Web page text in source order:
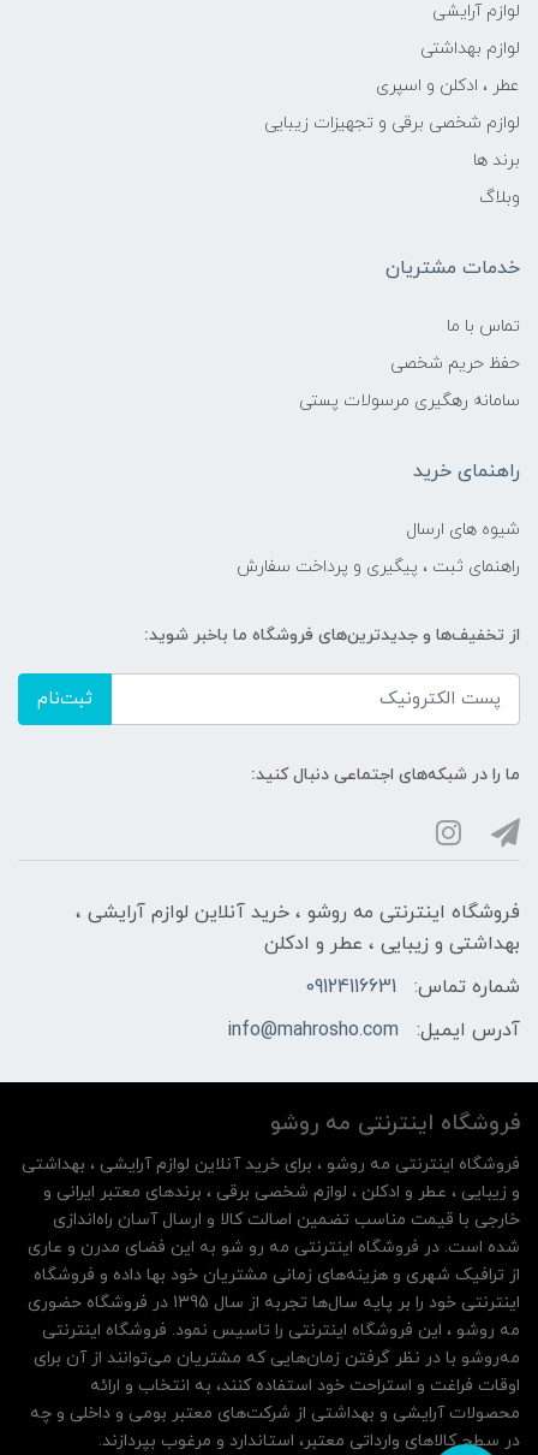
لوازم آرایشی
لوازم بهداشتی
عطر ، ادکلن و اسپری
لوازم شخصی برقی و تجهیزات زیبایی
برند ها
وبلاگ
خدمات مشتریان
تماس با ما
حفظ حریم شخصی
سامانه رهگیری مرسولات پستی
راهنمای خرید
شیوه های ارسال
راهنمای ثبت ، پیگیری و پرداخت سفارش
از تخفیف‌ها و جدیدترین‌های فروشگاه ما باخبر شوید:
ثبت‌نام
ما را در شبکه‌های اجتماعی دنبال کنید:
فروشگاه اینترنتی مه‌ رو‌شو ، خرید آنلاین لوازم آرایشی ،
بهداشتی و زیبایی ، عطر و ادکلن
شماره تماس:
09124116631
آدرس ایمیل:
info@mahrosho.com
فروشگاه اینترنتی مه‌ رو‌شو
فروشگاه اینترنتی مه‌ رو‌شو ، برای خرید آنلاین لوازم آرایشی ، بهداشتی
و زیبایی ، عطر و ادکلن ، لوازم شخصی برقی ، برندهای معتبر ایرانی و
خارجی با قیمت مناسب تضمین اصالت کالا و ارسال آسان راه‌اندازی
شده است. در فروشگاه اینترنتی مه رو شو به این فضای مدرن و عاری
از ترافیک شهری و هزینه‌های زمانی مشتریان خود بها داده و فروشگاه
اینترنتی خود را بر پایه سال‌ها تجربه از سال 1395 در فروشگاه حضوری
مه روشو ، این فروشگاه اینترنتی را تاسیس نمود. فروشگاه اینترنتی
مه‌رو‌شو با در نظر گرفتن زمان‌هایی که مشتریان می‌توانند از آن‌ برای
اوقات فراغت و استراحت خود استفاده کنند، به انتخاب و ارائه
محصولات آرایشی و بهداشتی از شرکت‌های معتبر بومی و داخلی و چه
در سطح کالاهای وارداتی معتبر، استاندارد و مرغوب بپردازند.